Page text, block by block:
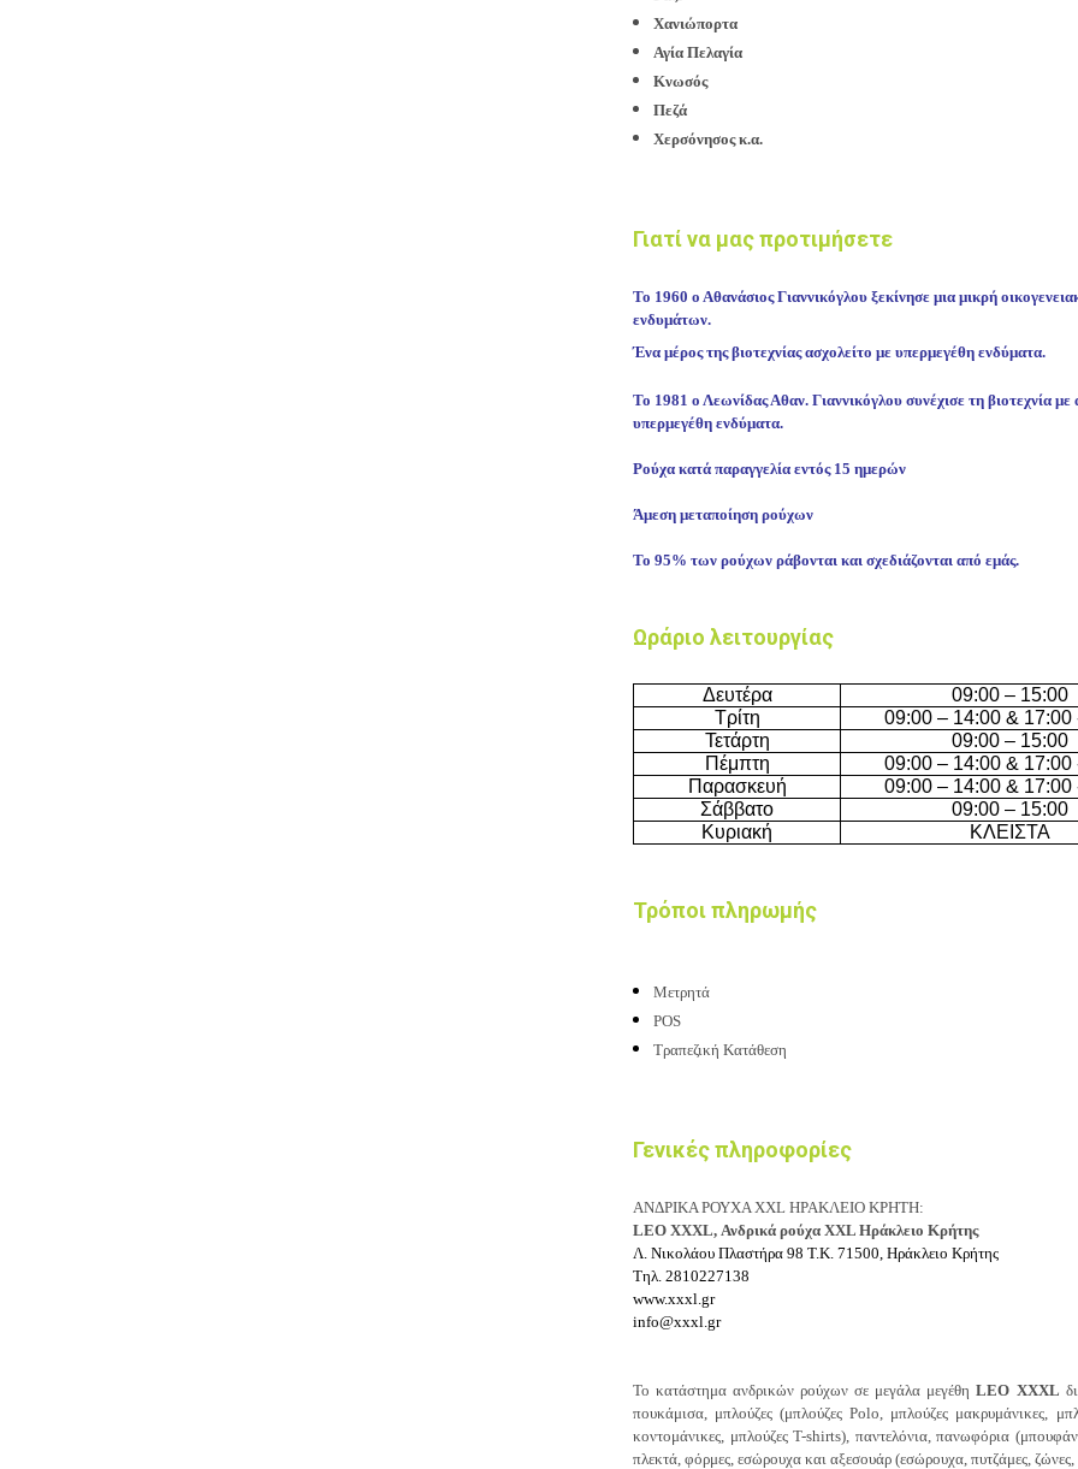
Χανιώπορτα
Αγία Πελαγία
Κνωσός
Πεζά
Χερσόνησος κ.α.
Γιατί να μας προτιμήσετε
Το 1960 ο Αθανάσιος Γιαννικόγλου ξεκίνησε μια μικρή
ενδυμάτων.
Ένα μέρος της βιοτεχνίας ασχολείτο με υπερμεγέθη ενδύματα.
Το 1981 ο Λεωνίδας Αθαν. Γιαννικόγλου συνέχισε τη βιοτεχνία με
υπερμεγέθη ενδύματα.
Ρούχα κατά παραγγελία εντός 15 ημερών
Άμεση μεταποίηση ρούχων
Το 95% των ρούχων ράβονται και σχεδιάζονται από εμάς.
Ωράριο λειτουργίας
Δευτέρα
09:00 – 15:00
Τρίτη
09:00 – 14:00 & 17:00
Τετάρτη
09:00 – 15:00
Πέμπτη
09:00 – 14:00 & 17:00
Παρασκευή
09:00 – 14:00 & 17:00
Σάββατο
09:00 – 15:00
Κυριακή
ΚΛΕΙΣΤΑ
Τρόποι πληρωμής
Μετρητά
POS
Τραπεζική Κατάθεση
Γενικές πληροφορίες
ΑΝΔΡΙΚΑ ΡΟΥΧΑ XXL ΗΡΑΚΛΕΙΟ ΚΡΗΤΗ:
LEO XXXL, Ανδρικά ρούχα XXL Ηράκλειο Κρήτης
Λ. Νικολάου Πλαστήρα 98 Τ.Κ. 71500, Ηράκλειο Κρήτης
Τηλ. 2810227138
www.xxxl.gr
info@xxxl.gr
Το κατάστημα ανδρικών ρούχων σε μεγάλα μεγέθηLEO XXXL
πουκάμισα, μπλούζες (μπλούζες Polo, μπλούζες μακρυμάνικες, μ
κοντομάνικες, μπλούζες T-shirts), παντελόνια, πανωφόρια (μ
πλεκτά, φόρμες, εσώρουχα και αξεσουάρ (εσώρουχα, πυτζάμες, ζώνες,